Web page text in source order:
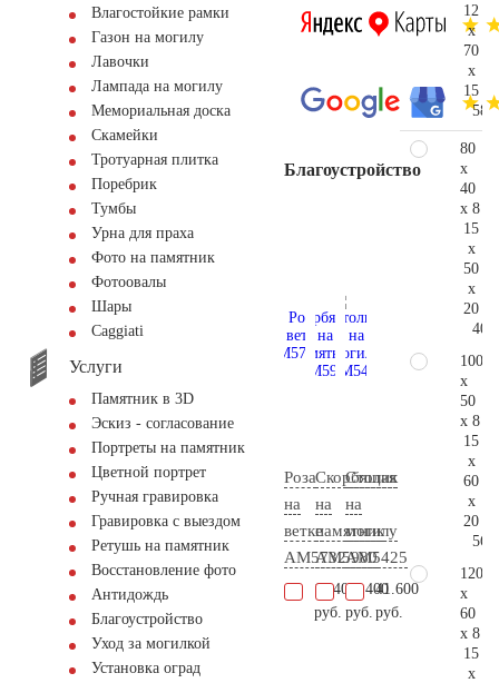
Влагостойкие рамки
Газон на могилу
Лавочки
Лампада на могилу
Мемориальная доска
Скамейки
Тротуарная плитка
Поребрик
Тумбы
Урна для праха
Фото на памятник
Фотоовалы
Шары
Сaggiati
Услуги
Памятник в 3D
Эскиз - согласование
Портреты на памятник
Цветной портрет
Ручная гравировка
Гравировка с выездом
Ретушь на памятник
Восстановление фото
Антидождь
Благоустройство
Уход за могилкой
Установка оград
Благоустройство
Роза
на
ветке
AM5732
11.400
руб.
Скорбящая
на
памятник
AM5980
16.400
руб.
Столик
на
могилу
AM5425
41.600
руб.
12
x
70
x
15
80
x
40
x 8
15
x
50
x
20
100
x
50
x 8
15
x
60
x
20
120
x
60
x 8
15
x